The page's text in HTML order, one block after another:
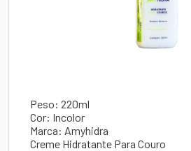
Peso: 220ml
Cor: Incolor
Marca: Amyhidra
Creme Hidratante Para Couro